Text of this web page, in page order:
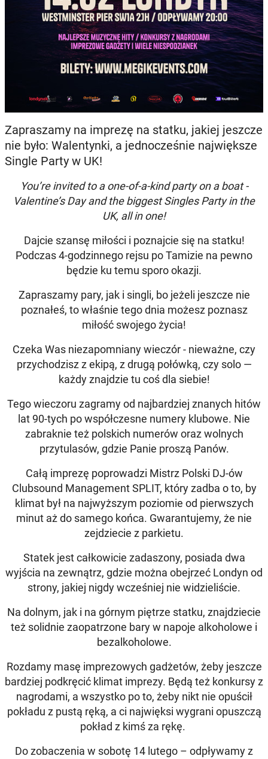
Zapraszamy na imprezę na statku, jakiej jeszcze
nie było: Walentynki, a jednocześnie największe
Single Party w UK!
You’re invited to a one-of-a-kind party on a boat -
Valentine’s Day and the biggest Singles Party in the
UK, all in one!
Dajcie szansę miłości i poznajcie się na statku!
Podczas 4-godzinnego rejsu po Tamizie na pewno
będzie ku temu sporo okazji.
Zapraszamy pary, jak i singli, bo jeżeli jeszcze nie
poznałeś, to właśnie tego dnia możesz poznasz
miłość swojego życia!
Czeka Was niezapomniany wieczór - nieważne, czy
przychodzisz z ekipą, z drugą połówką, czy solo —
każdy znajdzie tu coś dla siebie!
Tego wieczoru zagramy od najbardziej znanych hitów
lat 90-tych po współczesne numery klubowe. Nie
zabraknie też polskich numerów oraz wolnych
przytulasów, gdzie Panie proszą Panów.
Całą imprezę poprowadzi Mistrz Polski DJ-ów
Clubsound Management SPLIT, który zadba o to, by
klimat był na najwyższym poziomie od pierwszych
minut aż do samego końca. Gwarantujemy, że nie
zejdziecie z parkietu.
Statek jest całkowicie zadaszony, posiada dwa
wyjścia na zewnątrz, gdzie można obejrzeć Londyn od
strony, jakiej nigdy wcześniej nie widzieliście.
Na dolnym, jak i na górnym piętrze statku, znajdziecie
też solidnie zaopatrzone bary w napoje alkoholowe i
bezalkoholowe.
Rozdamy masę imprezowych gadżetów, żeby jeszcze
bardziej podkręcić klimat imprezy. Będą też konkursy z
nagrodami, a wszystko po to, żeby nikt nie opuścił
pokładu z pustą ręką, a ci najwięksi wygrani opuszczą
pokład z kimś za rękę.
Do zobaczenia w sobotę 14 lutego – odpływamy z